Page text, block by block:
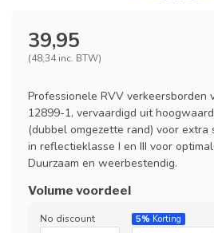
39,95
(48,34 inc. BTW)
Professionele RVV verkeersborden
12899-1, vervaardigd uit
(dubbel omgezette rand) voor extra
in reflectieklasse I en III voor
Duurzaam en weerbestendig.
Volume voordeel
No discount 5% Korting